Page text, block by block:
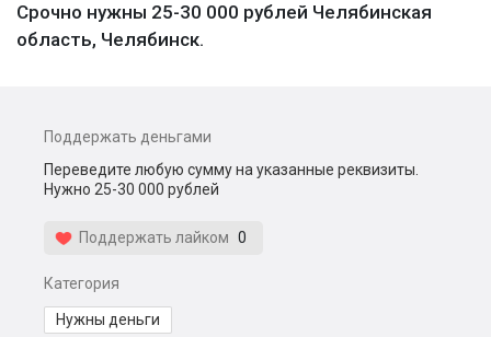
Срочно нужны 25-30 000 рублей Челябинская
область, Челябинск.
Поддержать деньгами
Переведите любую сумму на указанные реквизиты.
Нужно 25-30 000 рублей
Поддержать лайком 0
Категория
Нужны деньги